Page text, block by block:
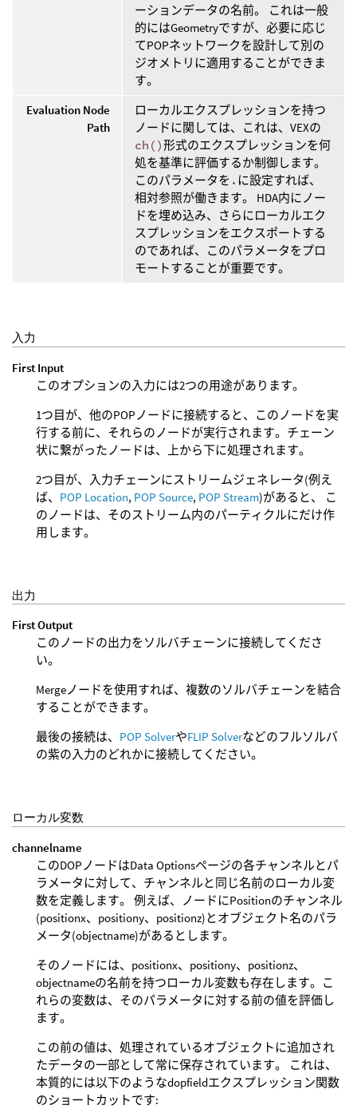
ーションデータの名前。 これは一般
的にはGeometryですが、必要に応じ
てPOPネットワークを設計して別の
ジオメトリに適用することができま
す。
Evaluation Node
Path
ローカルエクスプレッションを持つ
ノードに関しては、これは、VEXの
ch()形式のエクスプレッションを何
処を基準に評価するか制御します。
このパラメータを . に設定すれば、
相対参照が働きます。 HDA内にノー
ドを埋め込み、さらにローカルエク
スプレッションをエクスポートする
のであれば、このパラメータをプロ
モートすることが重要です。
入力
First Input
このオプションの入力には2つの用途があります。
1つ目が、他のPOPノードに接続すると、このノードを実
行する前に、それらのノードが実行されます。チェーン
状に繋がったノードは、上から下に処理されます。
2つ目が、入力チェーンにストリームジェネレータ(例え
ば、 POP Location, POP Source, POP Stream)があると、 こ
のノードは、そのストリーム内のパーティクルにだけ作
用します。
出力
First Output
このノードの出力をソルバチェーンに接続してくださ
い。
Mergeノードを使用すれば、複数のソルバチェーンを結合
することができます。
最後の接続は、 POP SolverやFLIP Solverなどのフルソルバ
の紫の入力のどれかに接続してください。
ローカル変数
channelname
このDOPノードはData Optionsページの各チャンネルとパ
ラメータに対して、チャンネルと同じ名前のローカル変
数を定義します。 例えば、ノードにPositionのチャンネル
(positionx、positiony、positionz)とオブジェクト名のパラ
メータ(objectname)があるとします。
そのノードには、positionx、positiony、positionz、
objectnameの名前を持つローカル変数も存在します。こ
れらの変数は、そのパラメータに対する前の値を評価し
ます。
この前の値は、処理されているオブジェクトに追加され
たデータの一部として常に保存されています。 これは、
本質的には以下のようなdopfieldエクスプレッション関数
のショートカットです: